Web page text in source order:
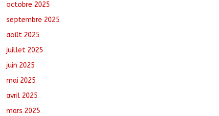
octobre 2025
septembre 2025
août 2025
juillet 2025
juin 2025
mai 2025
avril 2025
mars 2025